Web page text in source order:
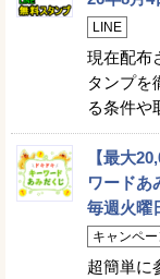
LINE
現在配布
タンプを
る条件や
【最大
ワードあ
毎週火曜
キャンペー
超簡単に